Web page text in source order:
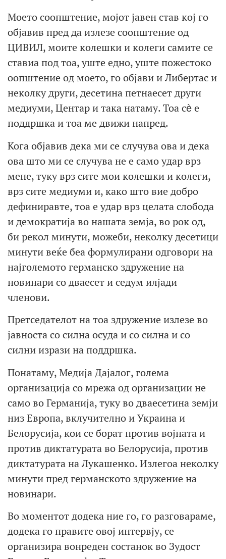
Моето соопштение, мојот јавен став кој го
објавив пред да излезе соопштение од
ЦИВИЛ, моите колешки и колеги самите се
ставиа под тоа, уште едно, уште пожестоко
оопштение од моето, го објави и Либертас и
неколку други, десетина петнаесет други
медиуми, Центар и така натаму. Тоа сѐ е
поддршка и тоа ме движи напред.
Кога објавив дека ми се случува ова и дека
ова што ми се случува не е само удар врз
мене, туку врз сите мои колешки и колеги,
врз сите медиуми и, како што вие добро
дефиниравте, тоа е удар врз целата слобода
и демократија во нашата земја, во рок од,
би рекол минути, можеби, неколку десетици
минути веќе беа формулирани одговори на
најголемото германско здружение на
новинари со дваесет и седум илјади
членови.
Претседателот на тоа здружение излезе во
јавноста со силна осуда и со силна и со
силни изрази на поддршка.
Понатаму, Медија Дајалог, голема
организација со мрежа од организации не
само во Германија, туку во дваесетина земји
низ Европа, вклучително и Украина и
Белорусија, кои се борат против војната и
против диктатурата во Белорусија, против
диктатурата на Лукашенко. Излегоа неколку
минути пред германското здружение на
новинари.
Во моментот додека ние го, го разговараме,
додека го правите овој интервју, се
организира вонреден состанок во Зудост